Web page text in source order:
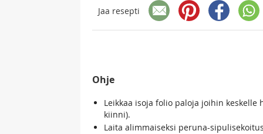
Jaa resepti
Ohje
Leikkaa isoja folio paloja joihin
kiinni).
Laita alimmaiseksi peruna-